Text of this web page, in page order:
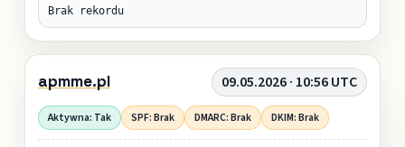
Brak rekordu
apmme.pl 09.05.2026 · 10:56 UTC
Aktywna: Tak SPF: Brak DMARC: Brak DKIM: Brak